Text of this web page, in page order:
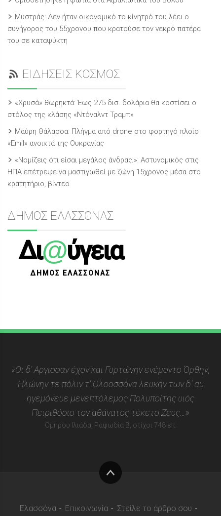
Μυστράς: Δεν ήταν οικονομικό το κίνητρό του λέει ο
συνήγορος του 55χρονου που κρατούσε τον νεκρό πατέρα
του σε καταψύκτη
ΕΙΔΗΣΕΙΣ ΚΟΣΜΟΣ
«Χρυσά» θωρηκτά: Έως 275 δισ. δολάρια θα κοστίσει ο
στόλος της κλάσης «Ντόναλντ Τραμπ»
Μαύρη Θάλασσα: Πλήγμα από drone στο φορτηγό πλοίο
«Emil» ανοικτά της Ουκρανίας
«Νομίζεις ότι είσαι μεγάλος άνδρας;»: Αστυνομικός στις
ΗΠΑ επέτρεψε να μαστιγωθεί με ζώνη 15χρονος μέσα στο
κρατητήριο, βίντεο
ΔΗΜΟΣ ΕΛΑΣΣΟΝΑΣ
Δι@ύγεια
ΔΗΜΟΣ ΕΛΑΣΣΟΝΑΣ
«Οι δ’ Αργισσαν έχον και Γυρτώνην ενέμοντο Όρθην,
Ηλώνην τε πόλιν τ’ Ολοοσσόνα λευκήν των δ’ αυ
ηγεμόνευε μενεπτόλεμος Πολυποίτης υιός
Πειριθόοιο τον αθάνατος τέκετο Ζευς…»
Ομήρου Ιλιάδα, Ραψωδία Β, στίχοι 748 επ.
Ελασσόνα Επικοινωνία Στείλε το άρθρο σου